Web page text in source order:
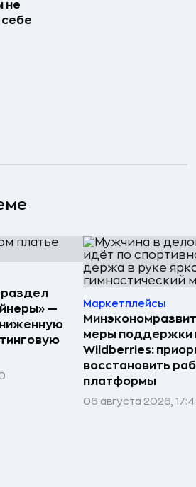
не
раздел
—
Маркетплейсы
меры поддержки
Wildberries:
восстановить
платформы
06 августа 2026,